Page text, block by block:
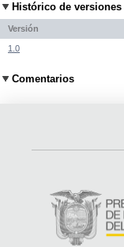
Histórico de versiones
Versión
1.0
Comentarios